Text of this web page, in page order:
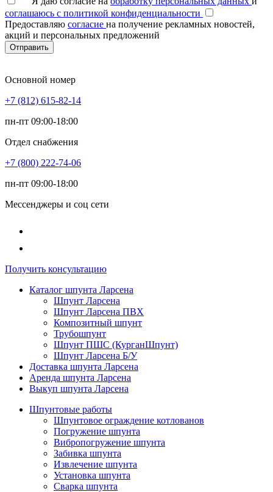
соглашаюсь с политикой конфиденциальности
Предоставляю согласие на получение рекламных новостей,
акций и персональных предложений
Отправить
Основной номер
+7 (812) 615-82-14
пн-пт 09:00-18:00
Отдел снабжения
+7 (800) 222-74-06
пн-пт 09:00-18:00
Мессенджеры и соц сети
Получить консультацию
Каталог шпунта Ларсена
Шпунт Ларсена
Шпунт Ларсена ПВХ
Композитный шпунт
Трубошпунт
Шпунт ПШС (КурганШпунт)
Шпунт Ларсена Б/У
Доставка шпунта Ларсена
Аренда шпунта Ларсена
Выкуп шпунта Ларсена
Шпунтовые работы
Шпунтовое ограждение котлованов
Погружение шпунта
Вибропогружение шпунта
Забивка шпунта
Извлечение шпунта
Установка шпунта
Сварка шпунта